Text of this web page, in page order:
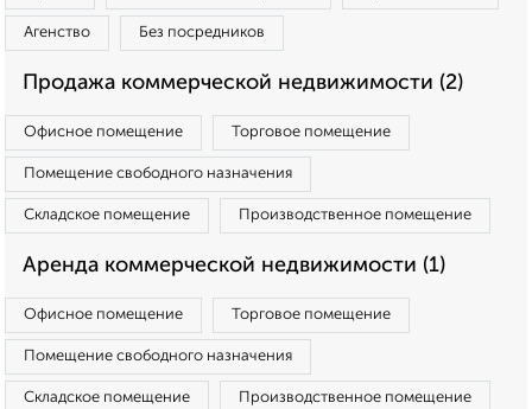
Агенство Без посредников
Продажа коммерческой недвижимости (2)
Офисное помещение Торговое помещение
Помещение свободного назначения
Складское помещение Производственное помещение
Аренда коммерческой недвижимости (1)
Офисное помещение Торговое помещение
Помещение свободного назначения
Складское помещение Производственное помещение